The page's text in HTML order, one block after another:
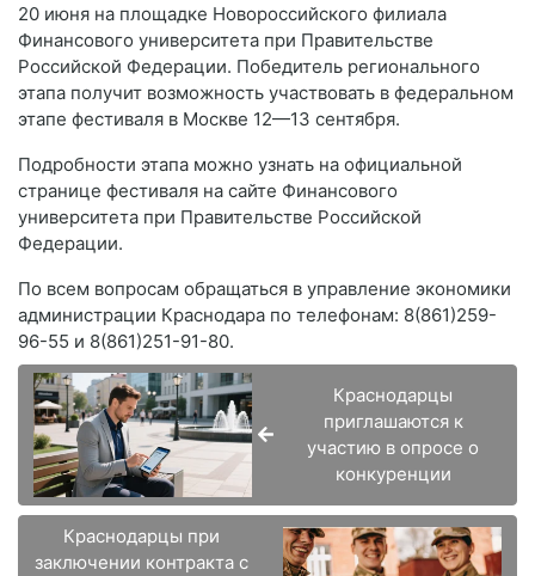
20 июня на площадке Новороссийского филиала
Финансового университета при Правительстве
Российской Федерации. Победитель регионального
этапа получит возможность участвовать в федеральном
этапе фестиваля в Москве 12—13 сентября.
Подробности этапа можно узнать на официальной
странице фестиваля на сайте Финансового
университета при Правительстве Российской
Федерации.
По всем вопросам обращаться в управление экономики
администрации Краснодара по телефонам: 8(861)259-
96-55 и 8(861)251-91-80.
Краснодарцы
приглашаются к
участию в опросе о
конкуренции
Краснодарцы при
заключении контракта с